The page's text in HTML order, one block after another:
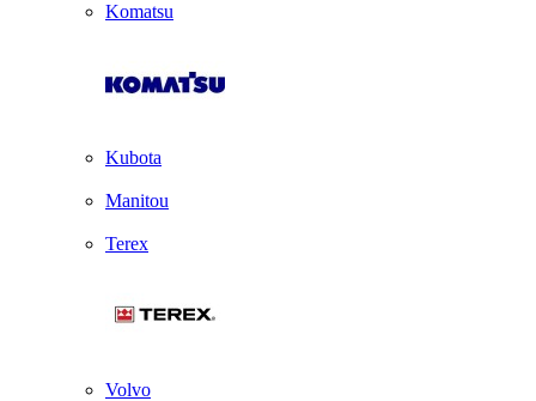
Komatsu
Kubota
Manitou
Terex
Volvo